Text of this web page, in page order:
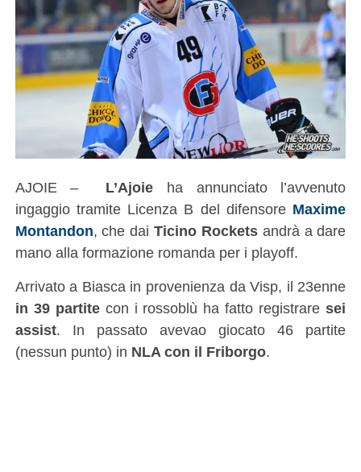
AJOIE – L’Ajoieha annunciato l’avvenuto
ingaggio tramite Licenza B del difensore Maxime
Montandon, che daiTicino Rocketsandrà a dare
mano alla formazione romanda per i playoff.
Arrivato a Biasca in provenienza da Visp, il 23enne
in 39 partitecon i rossoblù ha fatto registraresei
assist. In passato avevao giocato 46 partite
(nessun punto) in NLA con il Friborgo.